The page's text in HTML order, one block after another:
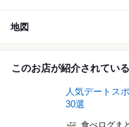
地図
このお店が紹介されてい
人気デートス
30選
食べログま